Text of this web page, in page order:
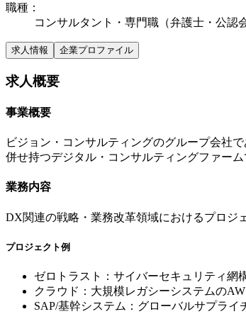
職種 ：
コンサルタント・専門職（弁護士・公認
求人情報 企業プロファイル
求人概要
事業概要
ビジョン・コンサルティングのグループ会社
併せ持つデジタル・コンサルティングファーム
業務内容
DX関連の戦略・業務改革領域におけるプロジ
プロジェクト例
ゼロトラスト：サイバーセキュリティ網
クラウド：大規模レガシーシステムの
SAP/基幹システム：グローバルサプライ